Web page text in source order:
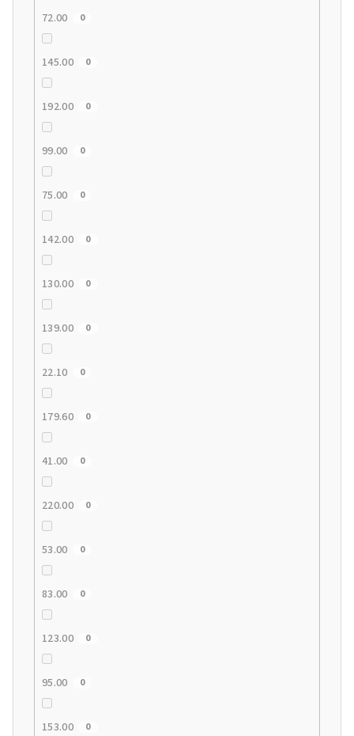
72.00 0
145.00 0
192.00 0
99.00 0
75.00 0
142.00 0
130.00 0
139.00 0
22.10 0
179.60 0
41.00 0
220.00 0
53.00 0
83.00 0
123.00 0
95.00 0
153.00 0